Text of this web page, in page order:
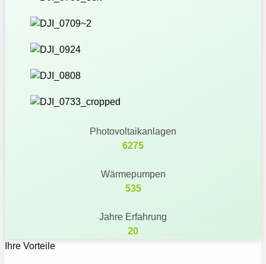
Photovoltaikanlagen
6275
Wärmepumpen
535
Jahre Erfahrung
20
Ihre Vorteile